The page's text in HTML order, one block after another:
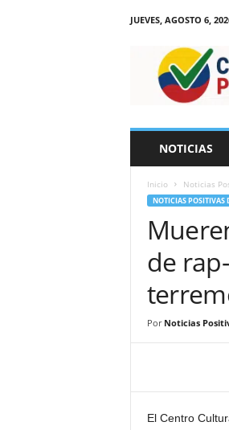
JUEVES, AGOSTO 6,
NOTICIAS
Inicio Noticias
NOTICIAS POSITIVAS
de
Por Noticias
El Centro